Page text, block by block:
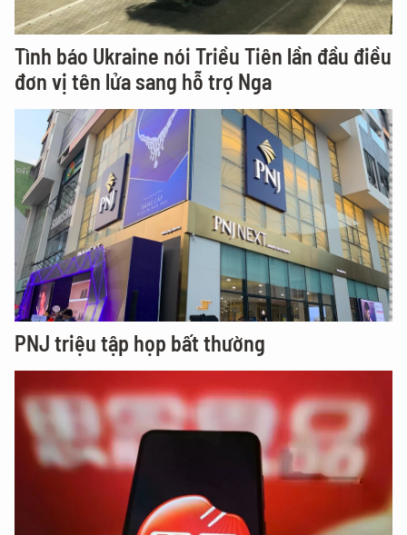
Tình báo Ukraine nói Triều Tiên lần đầu điều
đơn vị tên lửa sang hỗ trợ Nga
PNJ triệu tập họp bất thường